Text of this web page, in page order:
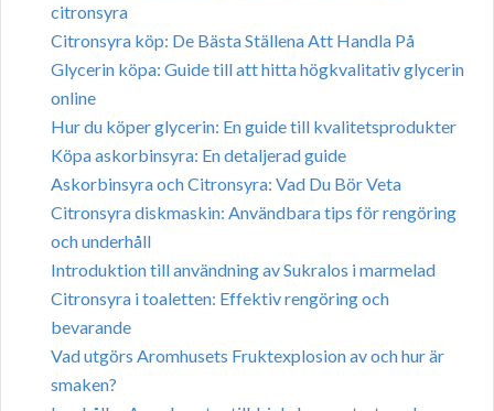
citronsyra
Citronsyra köp: De Bästa Ställena Att Handla På
Glycerin köpa: Guide till att hitta högkvalitativ glycerin
online
Hur du köper glycerin: En guide till kvalitetsprodukter
Köpa askorbinsyra: En detaljerad guide
Askorbinsyra och Citronsyra: Vad Du Bör Veta
Citronsyra diskmaskin: Användbara tips för rengöring
och underhåll
Introduktion till användning av Sukralos i marmelad
Citronsyra i toaletten: Effektiv rengöring och
bevarande
Vad utgörs Aromhusets Fruktexplosion av och hur är
smaken?